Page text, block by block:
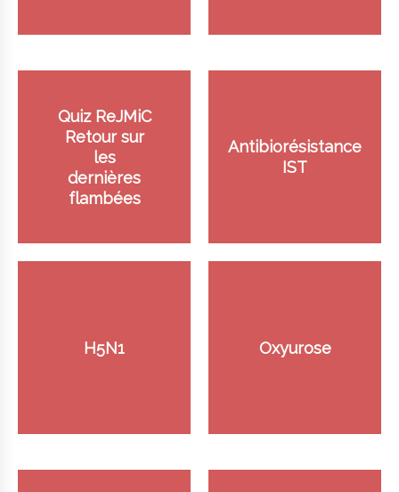
Quiz ReJMiC
Retour sur
les
dernières
flambées
Antibiorésistance
IST
H5N1 Oxyurose